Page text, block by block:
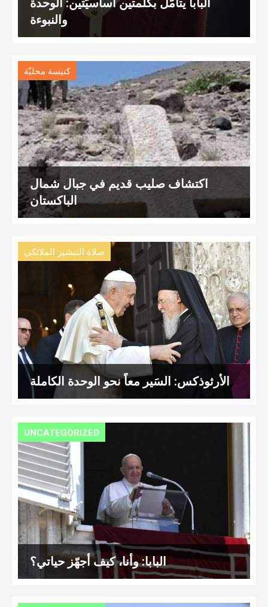
البابا يتأمّل بكلمتين أساسيّتين: الوحدة
والنبوءة
كنيسة محليّة
اكتشاف صليب قديم في جبال شمال
الباكستان
صلاة التبشير الملائكي
الأرثوذكس: السَير معاً نحو الوحدة الكاملة
UNCATEGORIZED
البابا: وأنا، كيف أجهّز حياتي؟